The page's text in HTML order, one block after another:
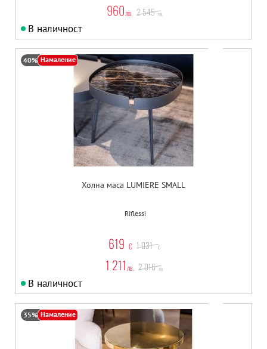
960лв. 2 545 лв.
В наличност
40% Намаление
Холна маса LUMIERE SMALL
Riflessi
619 € 1 031 €
1 211 лв. 2 016 лв.
В наличност
35% Намаление